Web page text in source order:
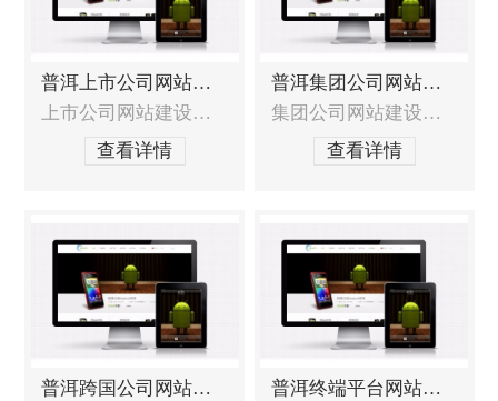
普洱上市公司网站建设
上市公司网站建设的特殊需求上市公司网站形象未收到重视，影响投资者的判断；上市公司网站未能及时披露信息，不能为投资者带来帮助；上市公司网络正面口碑信息和公信力缺失，降低投资者信心；上市公司网站建设服务范围网站定位分析及建议，包含网站策划布局和结构，形成一整套解决方案；上市公司网站的形象界面创意设计以及DIV前台结构布局；系
查看详情
普洱集团公司网站建设
集团公司网站建设的特殊需求 集团跨行业经营，涉猎各个产业，旗下企业众多，产品线庞大，如何整合并得到展示效果？团有着悠久的历史文化、强大的团队、充沛的资源、丰富的经验，如何整合并得到展示效果？集团区域性广，牵涉到众多下属公司，如何进行网站整体管控，并让下属公司参与到运营和管理中来？集团网站的架构该如何进行规划？才能
查看详情
普洱跨国公司网站建设
普洱终端平台网站建设